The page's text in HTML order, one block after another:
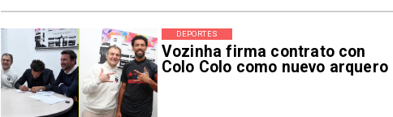
Vozinha firma contrato con
Colo Colo como nuevo arquero
DEPORTES